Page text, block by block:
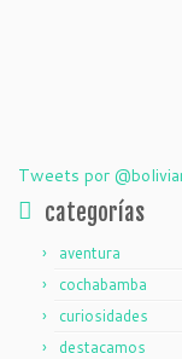
Tweets por
categorías
aventura
cochabamba
curiosidades
destacamos